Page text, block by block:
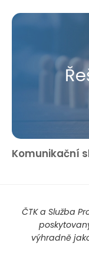
Komunikační
ČTK a Služba
výhradně